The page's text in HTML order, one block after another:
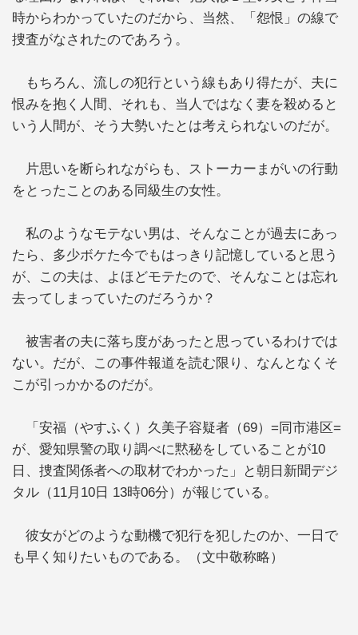
時からわかっていたのだから、当然、「怨恨」の線で
捜査がなされたのであろう。
もちろん、流しの犯行という線もあり得たが、夫に
恨みを抱く人間、それも、当人ではなく妻を殺めると
いう人間が、そう大勢いたとは考えられないのだが。
片思いを断られながらも、ストーカーまがいの行動
をとったことのある同級生の女性。
私のようなモテない男は、そんなことが過去にあっ
たら、多少ボケた今でもはっきり記憶していると思う
が、この夫は、よほどモテたので、そんなことは忘れ
去ってしまっていたのだろうか？
被害者の夫に落ち度があったと思っているわけでは
ない。だが、この事件報道を読む限り、なんとなくそ
こが引っかかるのだが。
「安福（やすふく）久美子容疑者（69）=同市港区=
が、愛知県警の取り調べに黙秘をしていることが10
日、捜査関係者への取材でわかった」と朝日新聞デジ
タル（11月10日 13時06分）が報じている。
彼女がどのような動機で犯行を犯したのか、一日で
も早く知りたいものである。（文中敬称略）